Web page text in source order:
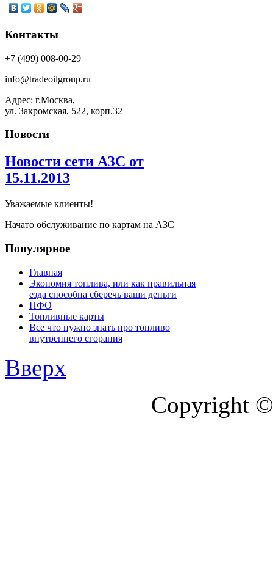
Контакты
+7 (499) 008-00-29
info@tradeoilgroup.ru
Адрес: г.Москва,
ул. Закромская, 522, корп.32
Новости
Новости сети АЗС от
15.11.2013
Уважаемые клиенты!
Начато обслуживание по картам на АЗС
Популярное
Главная
Экономия топлива, или как правильная
езда способна сберечь ваши деньги
ПФО
Топливные карты
Все что нужно знать про топливо
внутреннего сгорания
Вверх
Copyright